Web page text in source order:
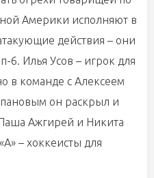
Америки исполняют в
действия – они
6. Илья Усов – игрок для
в команде с Алексеем
он раскрыл и
Ажгирей и Никита
– хоккеисты для